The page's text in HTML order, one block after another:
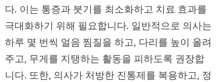
다. 이는 통증과 붓기를 최소화하고 치료 효과를
극대화하기 위해 필요합니다. 일반적으로 의사는
하루 몇 번씩 얼음 찜질을 하고, 다리를 높이 올려
주고, 무게를 지탱하는 활동을 피하도록 권장합
니다. 또한, 의사가 처방한 진통제를 복용하고, 정